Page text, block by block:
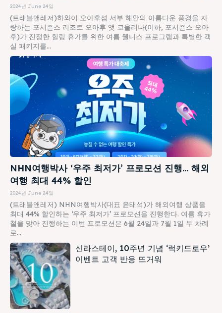
2024년 June 24일
(트래블앤레저)하와이 오아후섬 서부 해안의 아름다운 풍경을 자
랑하는 포시즌스 리조트 오아후 앳 코올리나(이하, 포시즌스 오아
후)가 진정한 힐링 휴가를 위한 여름 웰니스 프로그램과 특별한 객
실 패키지를...
NHN여행박사 ‘우주 최저가’ 프로모션 진행… 해외
여행 최대 44% 할인
2024년 June 24일
(트래블앤레저) NHN여행박사(대표 윤태석)가 해외여행 상품을
최대 44% 할인하는 ‘우주 최저가’ 프로모션을 진행한다. 여름 휴가
철을 맞아 진행하는 이번 프로모션은 6월 24일과 7월 1일 두 차례
로...
신라스테이, 10주년 기념 ‘럭키드로우’
이벤트 고객 반응 뜨거워